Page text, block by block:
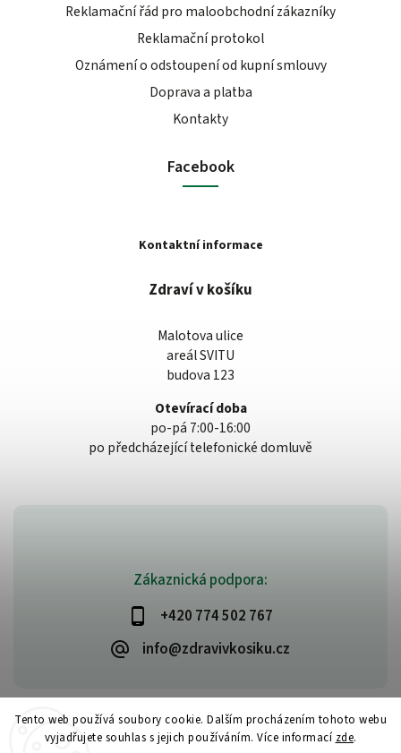
Tento web používá soubory cookie. Dalším procházením tohoto webu
vyjadřujete souhlas s jejich používáním. Více informací zde.
Zákaznická podpora:
+420 774 502 767
info@zdravivkosiku.cz
Reklamační řád pro maloobchodní zákazníky
Reklamační protokol
Oznámení o odstoupení od kupní smlouvy
Doprava a platba
Kontakty
Facebook
Kontaktní informace
Zdraví v košíku
Malotova ulice
areál SVITU
budova 123
Otevírací doba
po-pá 7:00-16:00
po předcházející telefonické domluvě